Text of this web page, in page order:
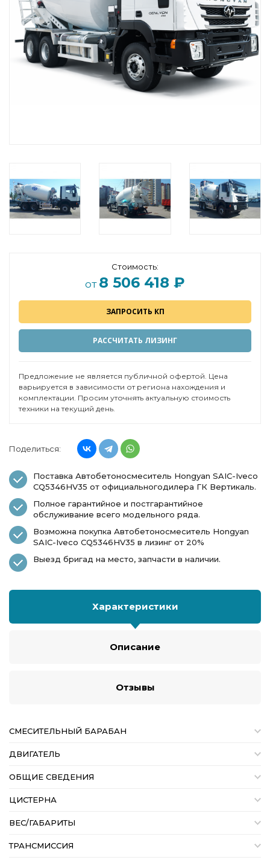
Стоимость:
от 8 506 418 ₽
ЗАПРОСИТЬ КП
РАССЧИТАТЬ ЛИЗИНГ
Предложение не является публичной офертой. Цена
варьируется в зависимости от региона нахождения и
комплектации. Просим уточнять актуальную стоимость
техники на текущий день.
Поделиться:
Поставка Автобетоносмеситель Hongyan SAIC-Iveco
CQ5346HV35 от официальногодилера ГК Вертикаль.
Полное гарантийное и постгарантийное
обслуживание всего модельного ряда.
Возможна покупка Автобетоносмеситель Hongyan
SAIC-Iveco CQ5346HV35 в лизинг от 20%
Выезд бригад на место, запчасти в наличии.
Характеристики
Описание
Отзывы
СМЕСИТЕЛЬНЫЙ БАРАБАН
ДВИГАТЕЛЬ
ОБЩИЕ СВЕДЕНИЯ
ЦИСТЕРНА
ВЕС/ГАБАРИТЫ
ТРАНСМИССИЯ